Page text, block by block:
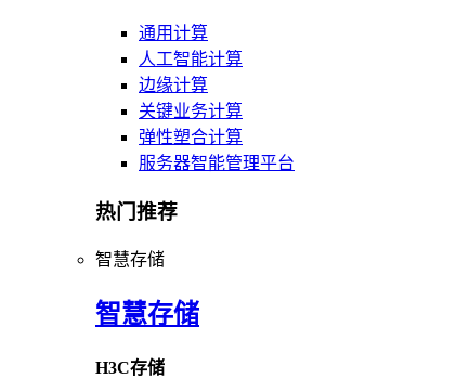
通用计算
人工智能计算
边缘计算
关键业务计算
弹性塑合计算
服务器智能管理平台
热门推荐
智慧存储
智慧存储
H3C存储